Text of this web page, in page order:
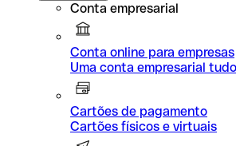
Conta empresarial
Conta online para empresas
Uma conta empresarial
Cartões de pagamento
Cartões físicos e virtuais